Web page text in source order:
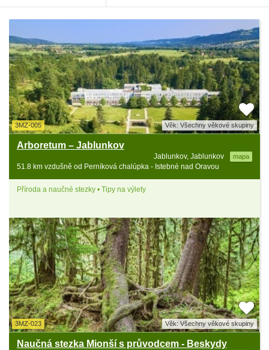
3MZ-005 Věk: Všechny věkové skupiny
Arboretum – Jablunkov
Jablunkov, Jablunkov mapa
51.8 km vzdušně od Perníková chalúpka - Istebné nad Oravou
Příroda a naučné stezky • Tipy na výlety
3MZ-023 Věk: Všechny věkové skupiny
Naučná stezka Mionší s průvodcem - Beskydy